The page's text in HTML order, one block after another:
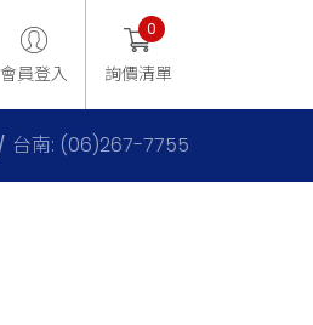
會員登入 詢價清單
0
台南: (06)267-7755